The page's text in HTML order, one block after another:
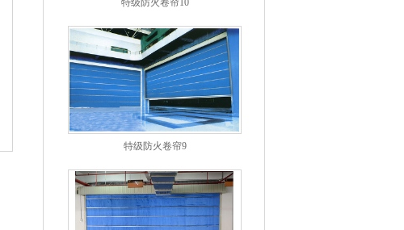
特级防火卷帘10
特级防火卷帘9